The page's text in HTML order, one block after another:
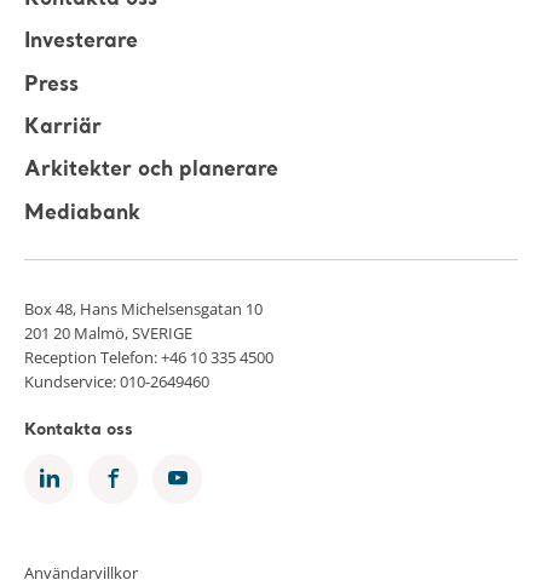
Investerare
Press
Karriär
Arkitekter och planerare
Mediabank
Box 48, Hans Michelsensgatan 10
201 20 Malmö, SVERIGE
Reception Telefon: +46 10 335 4500
Kundservice: 010-2649460
Kontakta oss
Användarvillkor